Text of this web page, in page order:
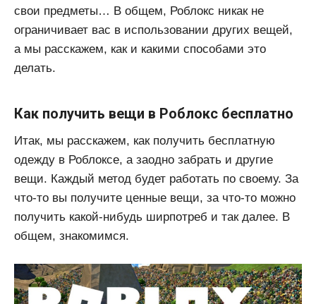
свои предметы… В общем, Роблокс никак не
ограничивает вас в использовании других вещей,
а мы расскажем, как и какими способами это
делать.
Как получить вещи в Роблокс бесплатно
Итак, мы расскажем, как получить бесплатную
одежду в Роблоксе, а заодно забрать и другие
вещи. Каждый метод будет работать по своему. За
что-то вы получите ценные вещи, за что-то можно
получить какой-нибудь ширпотреб и так далее. В
общем, знакомимся.